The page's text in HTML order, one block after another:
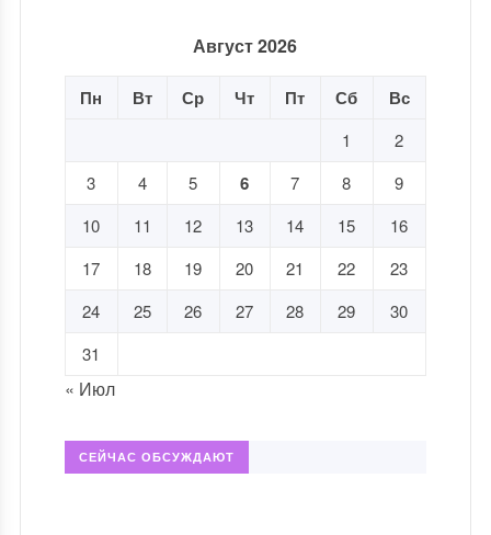
Август 2026
Пн Вт Ср Чт Пт Сб Вс
1
2
3
4 5 6 7 8
9
10
11 12 13 14 15
16
17
18 19 20 21 22
23
24
25 26 27 28 29
30
31
« Июл
СЕЙЧАС ОБСУЖДАЮТ